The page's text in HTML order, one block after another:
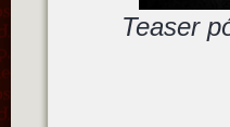
Teaser